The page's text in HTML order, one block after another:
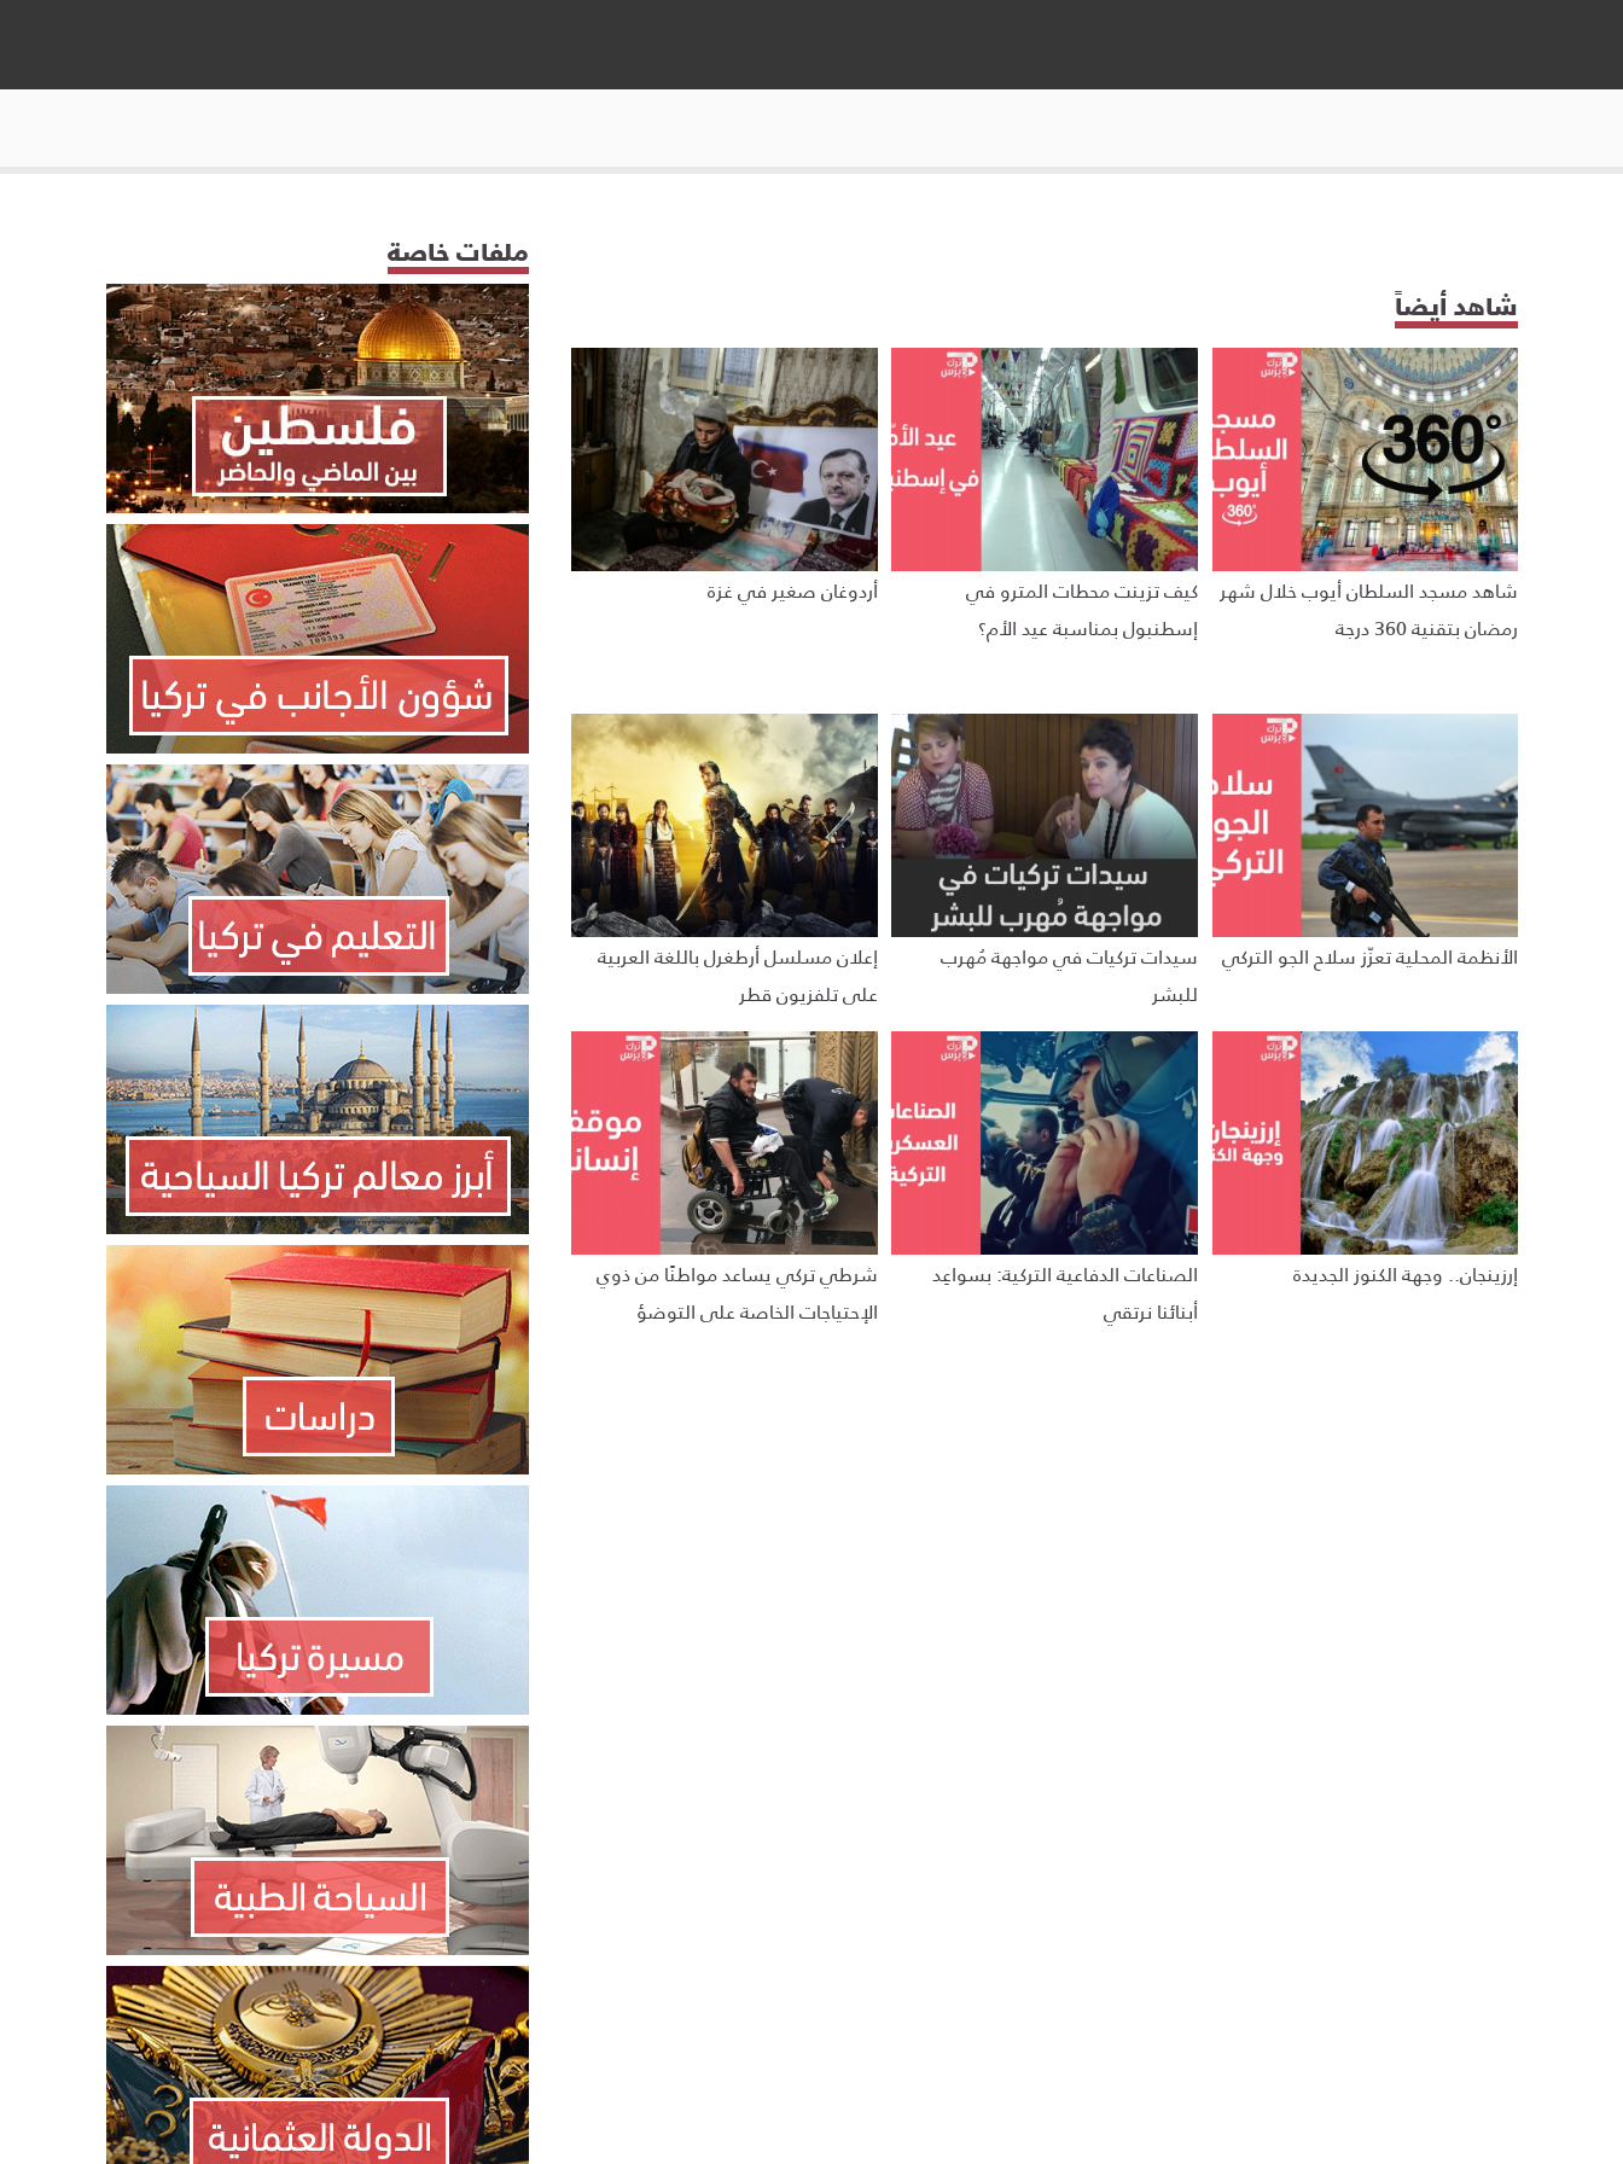
شاهد أيضاً
شاهد مسجد السلطان أيوب خلال شهر
رمضان بتقنية 360 درجة
كيف تزينت محطات المترو في
إسطنبول بمناسبة عيد الأم؟
أردوغان صغير في غزة
الأنظمة المحلية تعزّز سلاح الجو التركي
سيدات تركيات في مواجهة مُهرب
للبشر
إعلان مسلسل أرطغرل باللغة العربية
على تلفزيون قطر
إرزينجان.. وجهة الكنوز الجديدة
الصناعات الدفاعية التركية: بسواعِد
أبنائنا نرتقي
شرطي تركي يساعد مواطنًا من ذوي
الإحتياجات الخاصة على التوضؤ
ملفات خاصة